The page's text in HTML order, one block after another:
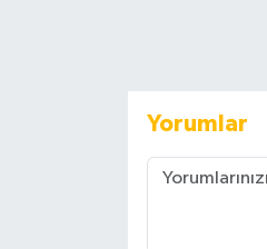
Yorumlar